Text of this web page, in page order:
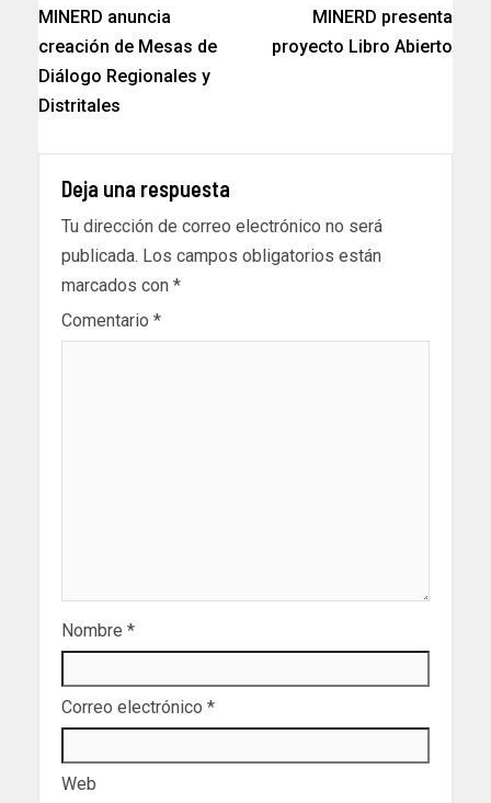
MINERD anuncia
creación de Mesas de
Diálogo Regionales y
Distritales
MINERD presenta
proyecto Libro Abierto
Deja una respuesta
Tu dirección de correo electrónico no será
publicada. Los campos obligatorios están
marcados con *
Comentario *
Nombre *
Correo electrónico *
Web